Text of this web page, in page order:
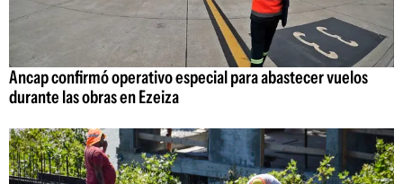
Ancap confirmó operativo especial para abastecer vuelos
durante las obras en Ezeiza